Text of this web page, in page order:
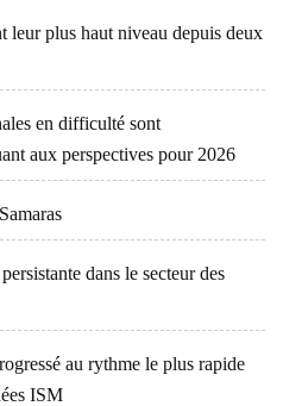
leur plus haut niveau depuis deux
en difficulté sont
aux perspectives pour 2026
dans le secteur des
au rythme le plus rapide
ISM